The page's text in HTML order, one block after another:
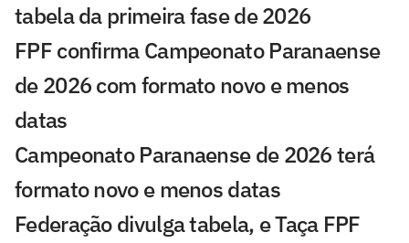
tabela da primeira fase de 2026
FPF confirma Campeonato Paranaense
de 2026 com formato novo e menos
datas
Campeonato Paranaense de 2026 terá
formato novo e menos datas
Federação divulga tabela, e Taça FPF